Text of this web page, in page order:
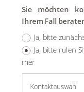
Sie möch­ten
Ihrem Fall
Ja, bit­te
Ja, bit­te rufen
mer